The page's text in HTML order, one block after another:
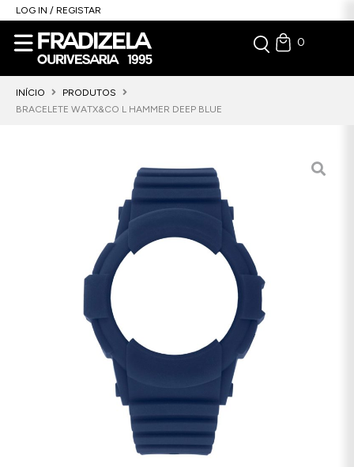
LOG IN / REGISTAR
0
INÍCIO
PRODUTOS
BRACELETE WATX&CO L HAMMER DEEP BLUE